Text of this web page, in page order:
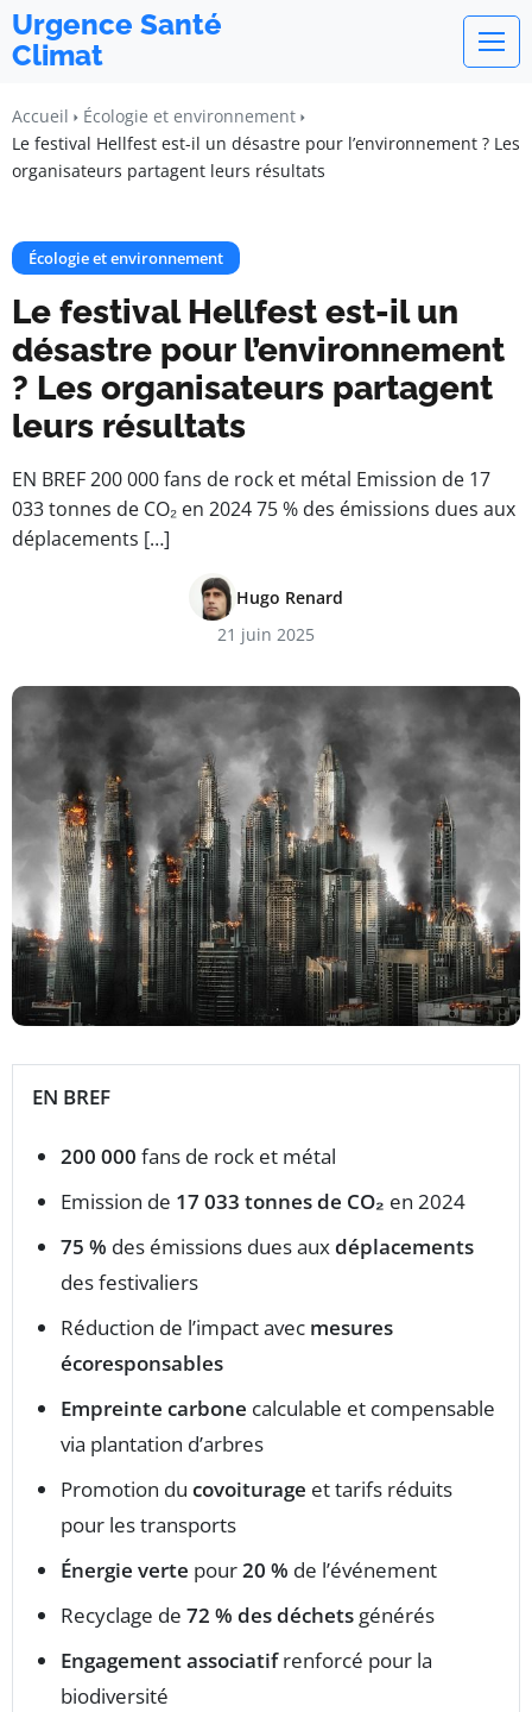
Urgence Santé
Climat
Accueil
Écologie et environnement
Le festival Hellfest est-il un désastre pour l’environnement ? Les
organisateurs partagent leurs résultats
Écologie et environnement
Le festival Hellfest est-il un
désastre pour l’environnement
? Les organisateurs partagent
leurs résultats
EN BREF 200 000 fans de rock et métal Emission de 17
033 tonnes de CO₂ en 2024 75 % des émissions dues aux
déplacements […]
Hugo Renard
21 juin 2025
EN BREF
200 000 fans de rock et métal
Emission de 17 033 tonnes de CO₂ en 2024
75 % des émissions dues auxdéplacements
des festivaliers
Réduction de l’impact avec mesures
écoresponsables
Empreinte carbone calculable et compensable
via plantation d’arbres
Promotion du covoiturage et tarifs réduits
pour les transports
Énergie verte pour20 % de l’événement
Recyclage de 72 % des déchets générés
Engagement associatifrenforcé pour la
biodiversité